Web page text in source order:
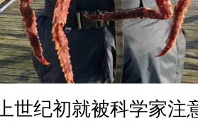
世纪初就被科学家注